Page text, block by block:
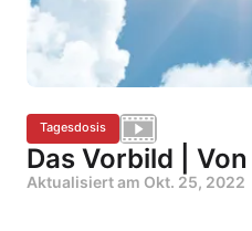
Tagesdosis
Das Vorbild |
Aktualisiert am Okt. 25, 2022